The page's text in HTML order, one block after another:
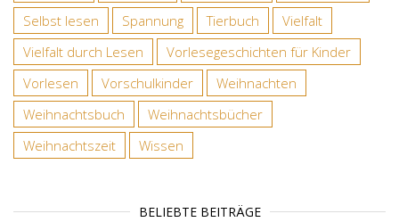
Selbst lesen
Spannung Tierbuch
Vielfalt
Vielfalt durch Lesen
Vorlesegeschichten für Kinder
Vorlesen
Vorschulkinder
Weihnachten
Weihnachtsbuch
Weihnachtsbücher
Weihnachtszeit
Wissen
BELIEBTE BEITRÄGE